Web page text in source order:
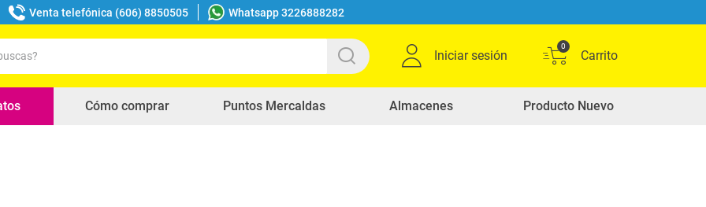
Venta telefónica (606) 8850505 Whatsapp 3226888282
Iniciar sesión
0
Cómo comprar Puntos Mercaldas Almacenes Producto Nuevo
buscados